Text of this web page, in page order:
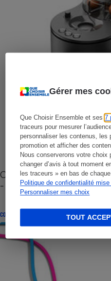
Gérer mes
Que Choisir Ensemble et ses7
traceurs pour mesurer
personnaliser les contenus, les
promotion et afficher des
Nous conserverons votre choix
changer d’avis à tout moment
les traceurs » en bas de
Politique de confidentialité
Personnaliser mes choix
TOUT
Cafetière à capsules
- Premières impressions
CONSEILS